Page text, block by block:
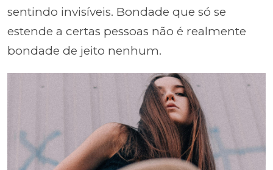
sentindo invisíveis. Bondade que só se
estende a certas pessoas não é realmente
bondade de jeito nenhum.